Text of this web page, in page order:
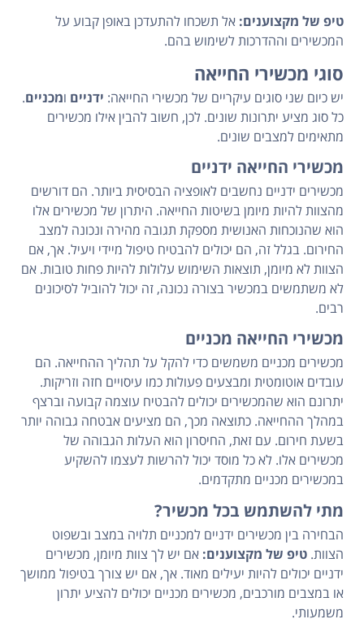
טיפ של מקצוענים:אל תשכחו להתעדכן באופן קבוע על
המכשירים וההדרכות לשימוש בהם.
סוגי מכשירי החייאה
יש כיום שני סוגים עיקריים של מכשירי החייאה: ידנייםומכניים.
כל סוג מציע יתרונות שונים. לכן, חשוב להבין אילו מכשירים
מתאימים למצבים שונים.
מכשירי החייאה ידניים
מכשירים ידניים נחשבים לאופציה הבסיסית ביותר. הם דורשים
מהצוות להיות מיומן בשיטות החייאה. היתרון של מכשירים אלו
הוא שהנוכחות האנושית מספקת תגובה מהירה ונכונה למצב
החירום. בגלל זה, הם יכולים להבטיח טיפול מיידי ויעיל. אך, אם
הצוות לא מיומן, תוצאות השימוש עלולות להיות פחות טובות. אם
לא משתמשים במכשיר בצורה נכונה, זה יכול להוביל לסיכונים
רבים.
מכשירי החייאה מכניים
מכשירים מכניים משמשים כדי להקל על תהליך ההחייאה. הם
עובדים אוטומטית ומבצעים פעולות כמו עיסויים חזה וזריקות.
יתרונם הוא שהמכשירים יכולים להבטיח עוצמה קבועה וברצף
במהלך ההחייאה. כתוצאה מכך, הם מציעים אבטחה גבוהה יותר
בשעת חירום. עם זאת, החיסרון הוא העלות הגבוהה של
מכשירים אלו. לא כל מוסד יכול להרשות לעצמו להשקיע
במכשירים מכניים מתקדמים.
מתי להשתמש בכל מכשיר?
הבחירה בין מכשירים ידניים למכניים תלויה במצב ובשפוט
הצוות. טיפ של מקצוענים:אם יש לך צוות מיומן, מכשירים
ידניים יכולים להיות יעילים מאוד. אך, אם יש צורך בטיפול ממושך
או במצבים מורכבים, מכשירים מכניים יכולים להציע יתרון
משמעותי.